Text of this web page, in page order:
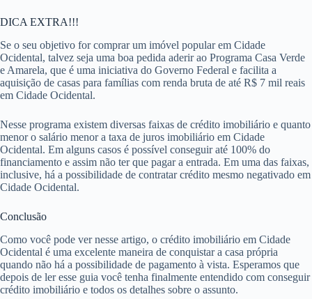
DICA EXTRA!!!
Se o seu objetivo for comprar um imóvel popular em Cidade
Ocidental, talvez seja uma boa pedida aderir ao Programa Casa Verde
e Amarela, que é uma iniciativa do Governo Federal e facilita a
aquisição de casas para famílias com renda bruta de até R$ 7 mil reais
em Cidade Ocidental.
Nesse programa existem diversas faixas de crédito imobiliário e quanto
menor o salário menor a taxa de juros imobiliário em Cidade
Ocidental. Em alguns casos é possível conseguir até 100% do
financiamento e assim não ter que pagar a entrada. Em uma das faixas,
inclusive, há a possibilidade de contratar crédito mesmo negativado em
Cidade Ocidental.
Conclusão
Como você pode ver nesse artigo, o crédito imobiliário em Cidade
Ocidental é uma excelente maneira de conquistar a casa própria
quando não há a possibilidade de pagamento à vista. Esperamos que
depois de ler esse guia você tenha finalmente entendido com conseguir
crédito imobiliário e todos os detalhes sobre o assunto.